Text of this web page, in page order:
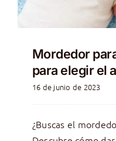
Mordedor
para elegir el
16 de junio de 2023
¿Buscas el